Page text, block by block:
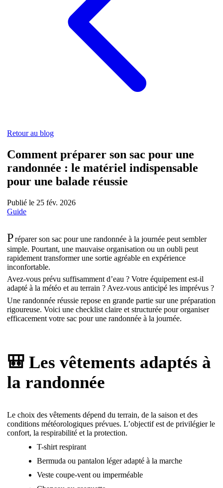
Retour au blog
Comment préparer son sac pour une
randonnée : le matériel indispensable
pour une balade réussie
Publié le 25 fév. 2026
Guide
Préparer son sac pour une randonnée à la journée peut sembler
simple. Pourtant, une mauvaise organisation ou un oubli peut
rapidement transformer une sortie agréable en expérience
inconfortable.
Avez-vous prévu suffisamment d’eau ? Votre équipement est-il
adapté à la météo et au terrain ? Avez-vous anticipé les imprévus ?
Une randonnée réussie repose en grande partie sur une préparation
rigoureuse. Voici une checklist claire et structurée pour organiser
efficacement votre sac pour une randonnée à la journée.
🎒 Les vêtements adaptés à
la randonnée
Le choix des vêtements dépend du terrain, de la saison et des
conditions météorologiques prévues. L’objectif est de privilégier le
confort, la respirabilité et la protection.
T-shirt respirant
Bermuda ou pantalon léger adapté à la marche
Veste coupe-vent ou imperméable